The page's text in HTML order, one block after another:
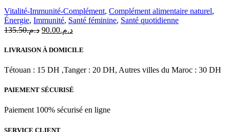
Capsules
Vitalité-Immunité-Complément, Complément alimentaire naturel,
Énergie, Immunité, Santé féminine, Santé quotidienne
د.م.135.50
Le
initial
د.م.90.00
Le
actuel
د.م.90.00.
LIVRAISON À DOMICILE
Tétouan : 15 DH ,Tanger : 20 DH, Autres villes du Maroc : 30 DH
PAIEMENT SÉCURISÉ
Paiement 100% sécurisé en ligne
SERVICE CLIENT